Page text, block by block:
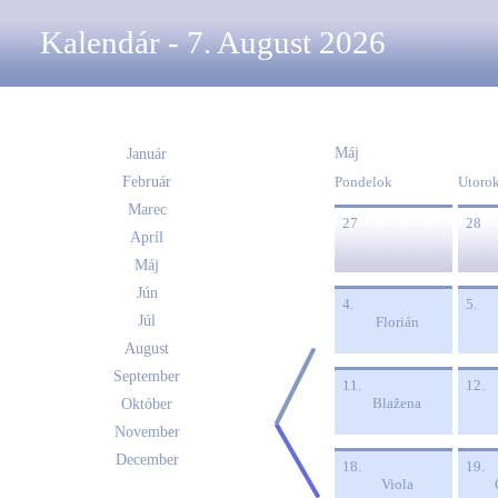
Kalendár - 7. August 2026
Január
Február
Marec
Apríl
Máj
Jún
Júl
August
September
Október
November
December
Máj
Pondelok
27 28
4.
Florián
5.
11.
Blažena
12.
18.
Viola
19.